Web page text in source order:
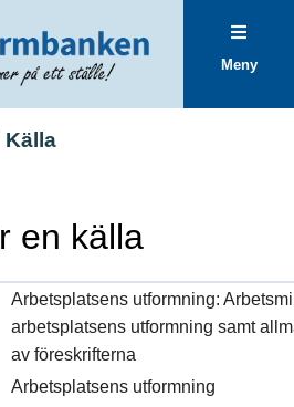
Meny
Källa
en källa
Arbetsplatsens utformning:
arbetsplatsens utformning samt
av föreskrifterna
Arbetsplatsens utformning